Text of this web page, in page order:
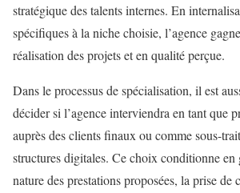
stratégique des talents internes. En
spécifiques à la niche choisie, l’agence
réalisation des projets et en qualité perçue.
Dans le processus de spécialisation, il est
décider si l’agence interviendra en tant que
auprès des clients finaux ou comme sous-
structures digitales. Ce choix conditionne en
nature des prestations proposées, la prise de